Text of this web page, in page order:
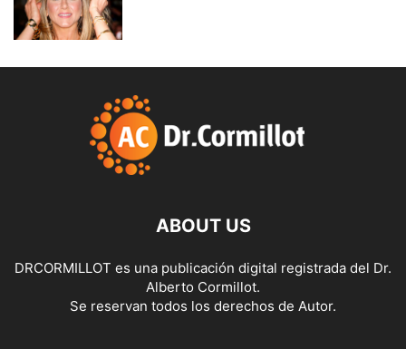
ABOUT US
DRCORMILLOT es una publicación digital registrada del Dr.
Alberto Cormillot.
Se reservan todos los derechos de Autor.